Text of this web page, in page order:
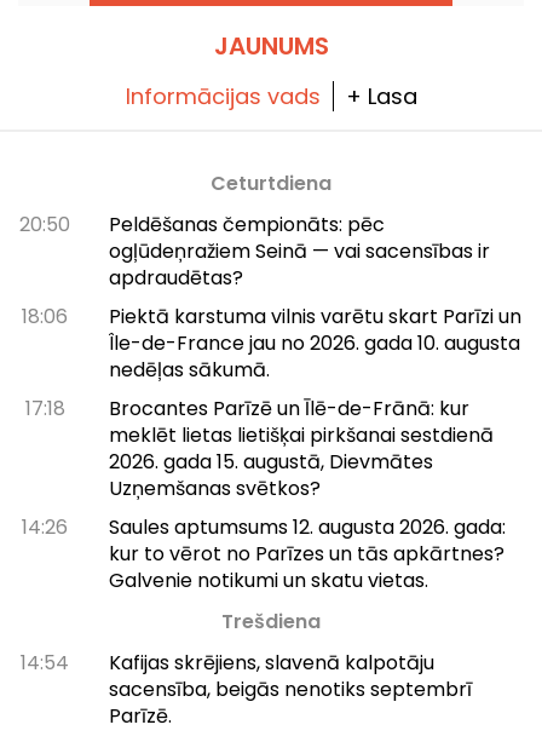
JAUNUMS
Informācijas vads + Lasa
Ceturtdiena
20:50
Peldēšanas čempionāts: pēc
ogļūdeņražiem Seinā — vai sacensības ir
apdraudētas?
18:06
Piektā karstuma vilnis varētu skart Parīzi un
Île-de-France jau no 2026. gada 10. augusta
nedēļas sākumā.
17:18
Brocantes Parīzē un Īlē-de-Frānā: kur
meklēt lietas lietišķai pirkšanai sestdienā
2026. gada 15. augustā, Dievmātes
Uzņemšanas svētkos?
14:26
Saules aptumsums 12. augusta 2026. gada:
kur to vērot no Parīzes un tās apkārtnes?
Galvenie notikumi un skatu vietas.
Trešdiena
14:54
Kafijas skrējiens, slavenā kalpotāju
sacensība, beigās nenotiks septembrī
Parīzē.